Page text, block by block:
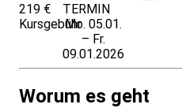
219 €
Kursgebühr
TERMIN
Mo. 05.01.
– Fr.
09.01.2026
Worum es geht